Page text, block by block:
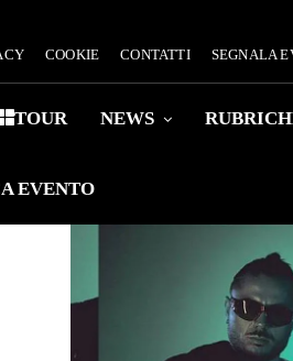
COOKIE CONTATTI SEGNALA
TOUR NEWS
EVENTO